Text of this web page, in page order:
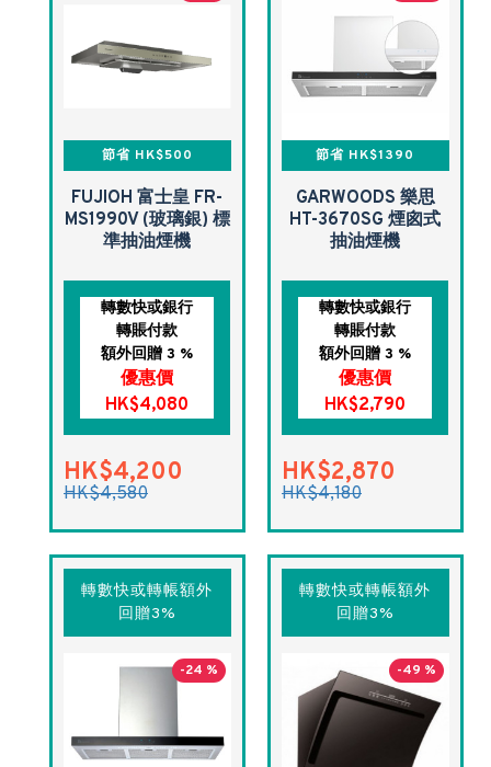
節省 HK$500
FUJIOH 富士皇 FR-
MS1990V (玻璃銀) 標
準抽油煙機
轉數快或銀行
轉賬付款
額外回贈 3 %
優惠價
HK$4,080
HK$4,200
HK$4,580
節省 HK$1390
GARWOODS 樂思
HT-3670SG 煙囪式
抽油煙機
轉數快或銀行
轉賬付款
額外回贈 3 %
優惠價
HK$2,790
HK$2,870
HK$4,180
轉數快或轉帳額外
回贈3%
-24 %
轉數快或轉帳額外
回贈3%
-49 %